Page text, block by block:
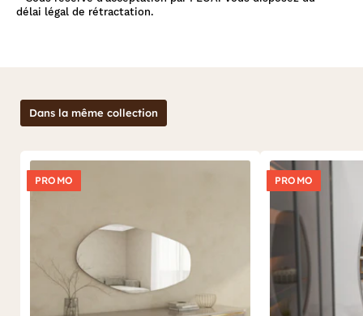
délai légal de rétractation.
Dans la même collection
PROMO PROMO